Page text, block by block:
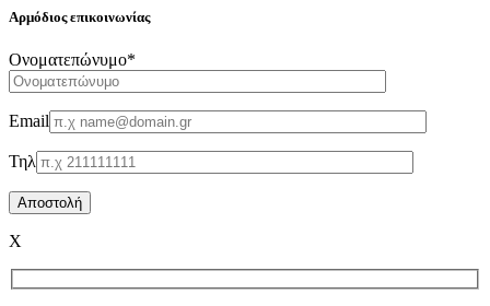
Αρμόδιος επικοινωνίας
Oνοματεπώνυμο*
Email
Τηλ
X